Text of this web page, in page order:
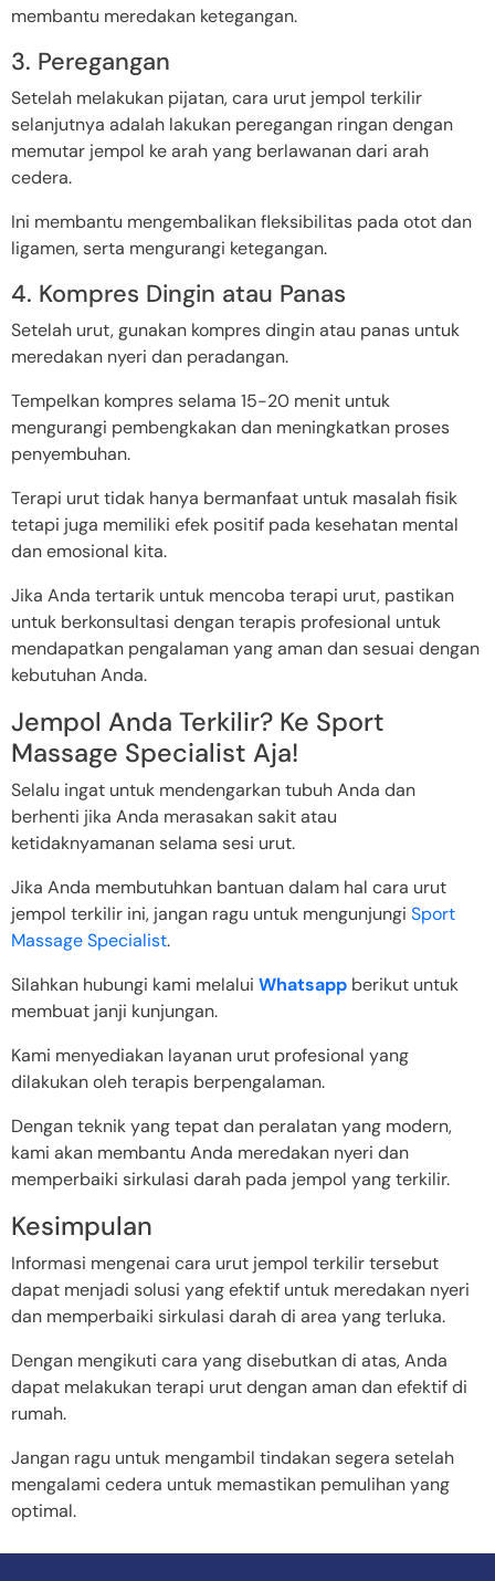
membantu meredakan ketegangan.
3. Peregangan
Setelah melakukan pijatan, cara urut jempol terkilir
selanjutnya adalah lakukan peregangan ringan dengan
memutar jempol ke arah yang berlawanan dari arah
cedera.
Ini membantu mengembalikan fleksibilitas pada otot dan
ligamen, serta mengurangi ketegangan.
4. Kompres Dingin atau Panas
Setelah urut, gunakan kompres dingin atau panas untuk
meredakan nyeri dan peradangan.
Tempelkan kompres selama 15-20 menit untuk
mengurangi pembengkakan dan meningkatkan proses
penyembuhan.
Terapi urut tidak hanya bermanfaat untuk masalah fisik
tetapi juga memiliki efek positif pada kesehatan mental
dan emosional kita.
Jika Anda tertarik untuk mencoba terapi urut, pastikan
untuk berkonsultasi dengan terapis profesional untuk
mendapatkan pengalaman yang aman dan sesuai dengan
kebutuhan Anda.
Jempol Anda Terkilir? Ke Sport
Massage Specialist Aja!
Selalu ingat untuk mendengarkan tubuh Anda dan
berhenti jika Anda merasakan sakit atau
ketidaknyamanan selama sesi urut.
Jika Anda membutuhkan bantuan dalam hal cara urut
jempol terkilir ini, jangan ragu untuk mengunjungi Sport
Massage Specialist.
Silahkan hubungi kami melalui Whatsapp berikut untuk
membuat janji kunjungan.
Kami menyediakan layanan urut profesional yang
dilakukan oleh terapis berpengalaman.
Dengan teknik yang tepat dan peralatan yang modern,
kami akan membantu Anda meredakan nyeri dan
memperbaiki sirkulasi darah pada jempol yang terkilir.
Kesimpulan
Informasi mengenai cara urut jempol terkilir tersebut
dapat menjadi solusi yang efektif untuk meredakan nyeri
dan memperbaiki sirkulasi darah di area yang terluka.
Dengan mengikuti cara yang disebutkan di atas, Anda
dapat melakukan terapi urut dengan aman dan efektif di
rumah.
Jangan ragu untuk mengambil tindakan segera setelah
mengalami cedera untuk memastikan pemulihan yang
optimal.